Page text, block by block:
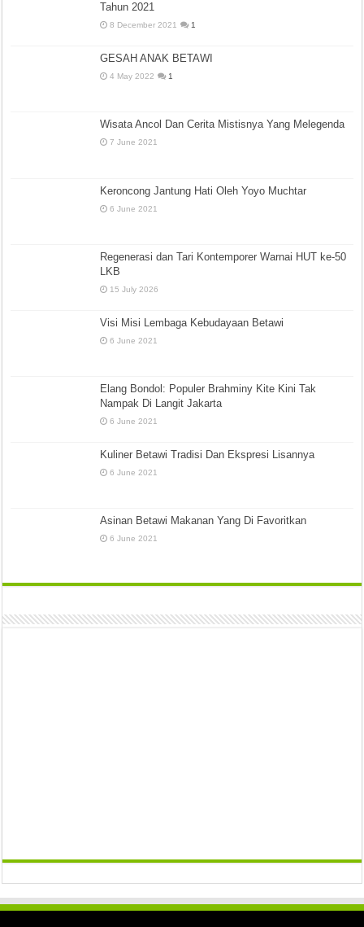
Tahun 2021
8 December 2021 1
GESAH ANAK BETAWI
4 May 2022 1
Wisata Ancol Dan Cerita Mistisnya Yang Melegenda
7 June 2021
Keroncong Jantung Hati Oleh Yoyo Muchtar
6 June 2021
Regenerasi dan Tari Kontemporer Warnai HUT ke-50
LKB
15 July 2026
Visi Misi Lembaga Kebudayaan Betawi
6 June 2021
Elang Bondol: Populer Brahminy Kite Kini Tak
Nampak Di Langit Jakarta
6 June 2021
Kuliner Betawi Tradisi Dan Ekspresi Lisannya
6 June 2021
Asinan Betawi Makanan Yang Di Favoritkan
6 June 2021